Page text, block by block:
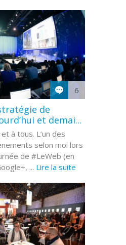
6
de
et demai...
à tous. L’un des
selon moi lors
de #LeWeb (en
... Lire la suite